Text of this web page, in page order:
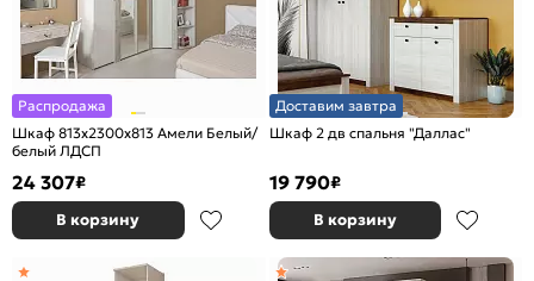
Распродажа
Шкаф 813x2300x813 Амели Белый/
белый ЛДСП
24 307₽
В корзину
Доставим завтра
Шкаф 2 дв спальня "Даллас"
19 790₽
В корзину